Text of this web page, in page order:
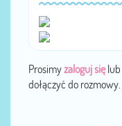
Prosimyzaloguj sięlub
dołączyć do rozmowy.